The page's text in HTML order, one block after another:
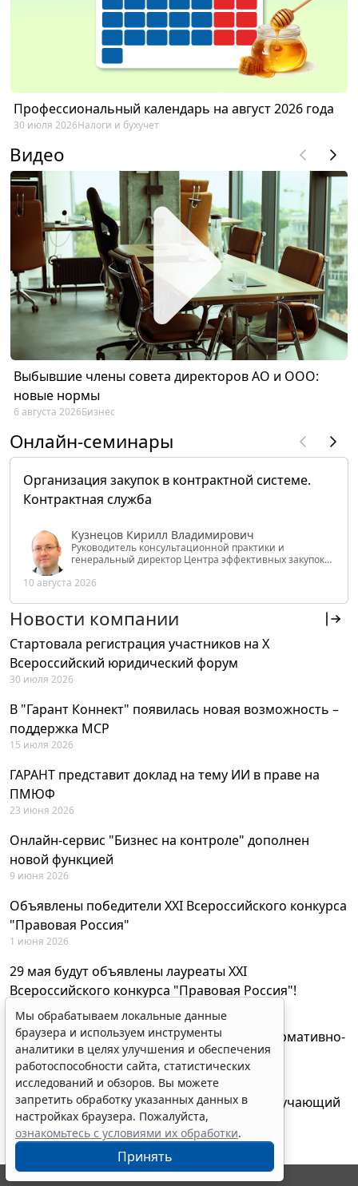
Профессиональный календарь на август 2026 года
30 июля 2026Налоги и бухучет
Видео
Выбывшие члены совета директоров АО и ООО:
новые нормы
6 августа 2026Бизнес
Онлайн-семинары
Организация закупок в контрактной системе.
Контрактная служба
Кузнецов Кирилл Владимирович
Руководитель консультационной практики и
генеральный директор Центра эффективных закупок
РФ
10 августа 2026
Новости компании
Стартовала регистрация участников на X
Всероссийский юридический форум
30 июля 2026
В "Гарант Коннект" появилась новая возможность –
поддержка MCP
15 июля 2026
ГАРАНТ представит доклад на тему ИИ в праве на
ПМЮФ
23 июня 2026
Онлайн-сервис "Бизнес на контроле" дополнен
новой функцией
9 июня 2026
Объявлены победители XXI Всероссийского конкурса
"Правовая Россия"
1 июня 2026
29 мая будут объявлены лауреаты XXI
Всероссийского конкурса "Правовая Россия"!
AI-ассистент Искра теперь анализирует нормативно-
техническую документацию
28 апреля 2026
"ГАРАНТ Электронный экспресс" провел обучающий
вебинар по работе с AI-ассистентом Искра
23 апреля 2026
Мы обрабатываем локальные данные
браузера и используем инструменты
аналитики в целях улучшения и обеспечения
работоспособности сайта, статистических
исследований и обзоров. Вы можете
запретить обработку указанных данных в
настройках браузера. Пожалуйста,
ознакомьтесь с условиями их обработки.
Принять